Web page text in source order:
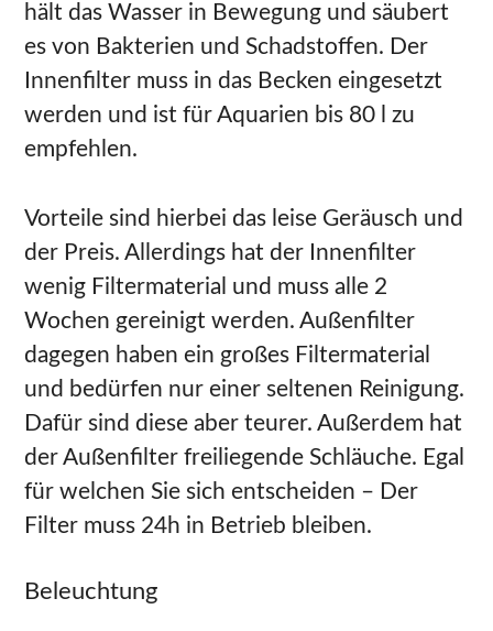
hält das Wasser in Bewegung und säubert
es von Bakterien und Schadstoffen. Der
Innenfilter muss in das Becken eingesetzt
werden und ist für Aquarien bis 80 l zu
empfehlen.
Vorteile sind hierbei das leise Geräusch und
der Preis. Allerdings hat der Innenfilter
wenig Filtermaterial und muss alle 2
Wochen gereinigt werden. Außenfilter
dagegen haben ein großes Filtermaterial
und bedürfen nur einer seltenen Reinigung.
Dafür sind diese aber teurer. Außerdem hat
der Außenfilter freiliegende Schläuche. Egal
für welchen Sie sich entscheiden – Der
Filter muss 24h in Betrieb bleiben.
Beleuchtung